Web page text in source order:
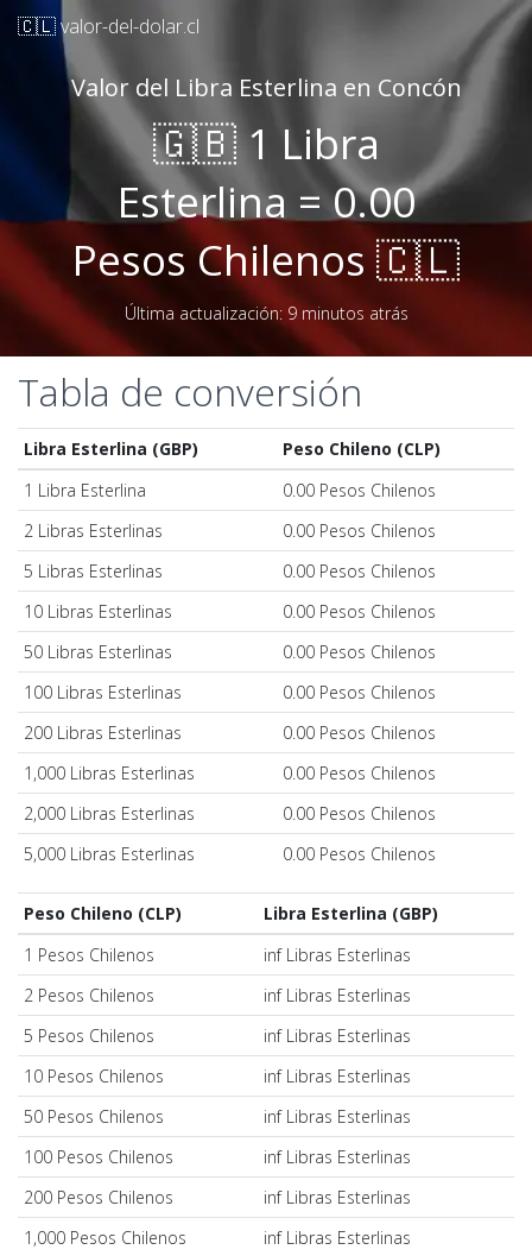
🇨🇱 valor-del-dolar.cl
Valor del Libra Esterlina en Concón
🇬🇧 1 Libra
Esterlina = 0.00
Pesos Chilenos 🇨🇱
Última actualización: 9 minutos atrás
Tabla de conversión
Libra Esterlina (GBP)
Peso Chileno (CLP)
1 Libra Esterlina
0.00 Pesos Chilenos
2 Libras Esterlinas
0.00 Pesos Chilenos
5 Libras Esterlinas
0.00 Pesos Chilenos
10 Libras Esterlinas
0.00 Pesos Chilenos
50 Libras Esterlinas
0.00 Pesos Chilenos
100 Libras Esterlinas
0.00 Pesos Chilenos
200 Libras Esterlinas
0.00 Pesos Chilenos
1,000 Libras Esterlinas
0.00 Pesos Chilenos
2,000 Libras Esterlinas
0.00 Pesos Chilenos
5,000 Libras Esterlinas
0.00 Pesos Chilenos
Peso Chileno (CLP)
Libra Esterlina (GBP)
1 Pesos Chilenos
inf Libras Esterlinas
2 Pesos Chilenos
inf Libras Esterlinas
5 Pesos Chilenos
inf Libras Esterlinas
10 Pesos Chilenos
inf Libras Esterlinas
50 Pesos Chilenos
inf Libras Esterlinas
100 Pesos Chilenos
inf Libras Esterlinas
200 Pesos Chilenos
inf Libras Esterlinas
1,000 Pesos Chilenos
inf Libras Esterlinas